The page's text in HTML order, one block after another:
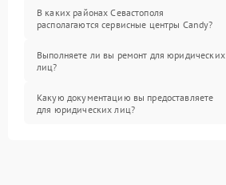
В каких районах Севастополя
располагаются сервисные центры Candy?
Выполняете ли вы ремонт для юридических
лиц?
Какую документацию вы предоставляете
для юридических лиц?